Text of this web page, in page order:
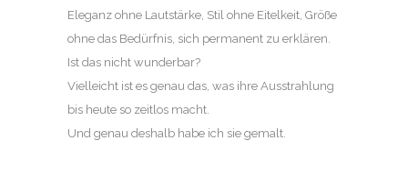
Eleganz ohne Lautstärke, Stil ohne Eitelkeit, Größe
ohne das Bedürfnis, sich permanent zu erklären.
Ist das nicht wunderbar?
Vielleicht ist es genau das, was ihre Ausstrahlung
bis heute so zeitlos macht.
Und genau deshalb habe ich sie gemalt.